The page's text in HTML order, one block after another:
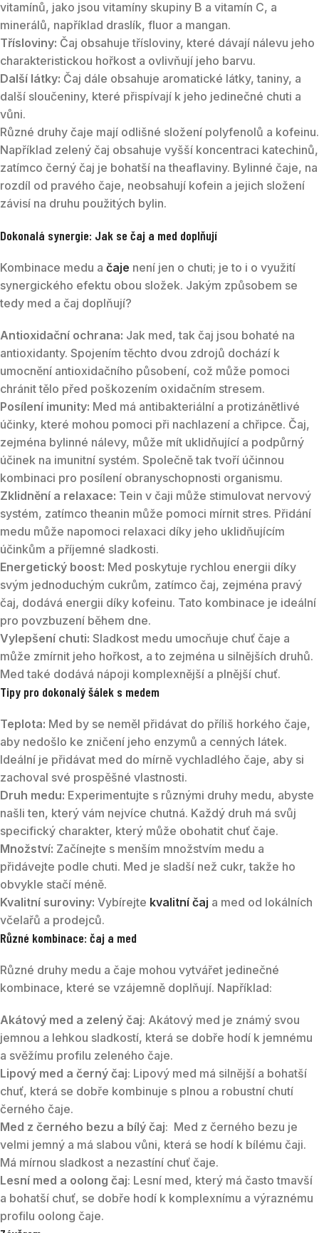
vitamínů, jako jsou vitamíny skupiny B a vitamín C, a
minerálů, například draslík, fluor a mangan.
Třísloviny: Čaj obsahuje třísloviny, které dávají nálevu jeho
charakteristickou hořkost a ovlivňují jeho barvu.
Další látky: Čaj dále obsahuje aromatické látky, taniny, a
další sloučeniny, které přispívají k jeho jedinečné chuti a
vůni.
Různé druhy čaje mají odlišné složení polyfenolů a kofeinu.
Například zelený čaj obsahuje vyšší koncentraci katechinů,
zatímco černý čaj je bohatší na theaflaviny. Bylinné čaje, na
rozdíl od pravého čaje, neobsahují kofein a jejich složení
závisí na druhu použitých bylin.
Dokonalá synergie: Jak se čaj a med doplňují
Kombinace medu a čaje není jen o chuti; je to i o využití
synergického efektu obou složek. Jakým způsobem se
tedy med a čaj doplňují?
Antioxidační ochrana: Jak med, tak čaj jsou bohaté na
antioxidanty. Spojením těchto dvou zdrojů dochází k
umocnění antioxidačního působení, což může pomoci
chránit tělo před poškozením oxidačním stresem.
Posílení imunity: Med má antibakteriální a protizánětlivé
účinky, které mohou pomoci při nachlazení a chřipce. Čaj,
zejména bylinné nálevy, může mít uklidňující a podpůrný
účinek na imunitní systém. Společně tak tvoří účinnou
kombinaci pro posílení obranyschopnosti organismu.
Zklidnění a relaxace: Tein v čaji může stimulovat nervový
systém, zatímco theanin může pomoci mírnit stres. Přidání
medu může napomoci relaxaci díky jeho uklidňujícím
účinkům a příjemné sladkosti.
Energetický boost: Med poskytuje rychlou energii díky
svým jednoduchým cukrům, zatímco čaj, zejména pravý
čaj, dodává energii díky kofeinu. Tato kombinace je ideální
pro povzbuzení během dne.
Vylepšení chuti: Sladkost medu umocňuje chuť čaje a
může zmírnit jeho hořkost, a to zejména u silnějších druhů.
Med také dodává nápoji komplexnější a plnější chuť.
Tipy pro dokonalý šálek s medem
Teplota: Med by se neměl přidávat do příliš horkého čaje,
aby nedošlo ke zničení jeho enzymů a cenných látek.
Ideální je přidávat med do mírně vychladlého čaje, aby si
zachoval své prospěšné vlastnosti.
Druh medu: Experimentujte s různými druhy medu, abyste
našli ten, který vám nejvíce chutná. Každý druh má svůj
specifický charakter, který může obohatit chuť čaje.
Množství: Začínejte s menším množstvím medu a
přidávejte podle chuti. Med je sladší než cukr, takže ho
obvykle stačí méně.
Kvalitní suroviny: Vybírejte kvalitní čaj a med od lokálních
včelařů a prodejců.
Různé kombinace: čaj a med
Různé druhy medu a čaje mohou vytvářet jedinečné
kombinace, které se vzájemně doplňují. Například:
Akátový med a zelený čaj: Akátový med je známý svou
jemnou a lehkou sladkostí, která se dobře hodí k jemnému
a svěžímu profilu zeleného čaje.
Lipový med a černý čaj: Lipový med má silnější a bohatší
chuť, která se dobře kombinuje s plnou a robustní chutí
černého čaje.
Med z černého bezu a bílý čaj: Med z černého bezu je
velmi jemný a má slabou vůni, která se hodí k bílému čaji.
Má mírnou sladkost a nezastíní chuť čaje.
Lesní med a oolong čaj: Lesní med, který má často tmavší
a bohatší chuť, se dobře hodí k komplexnímu a výraznému
profilu oolong čaje.